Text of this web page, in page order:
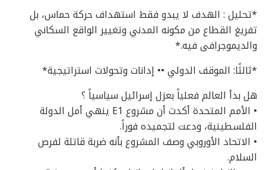
*تحليل : الهدف لا يبدو فقط استهداف حركة حماس، بل
تفريغ القطاع من مكونه المدني وتغيير الواقع السكاني
والديموجرافى فيه.*
*ثالثًا: الموقف الدولي •• إدانات وتحولات استراتيجية*
هل بدأ العالم فعلياً بعزل إسرائيل سياسياً ؟
• الأمم المتحدة أكدت أن مشروع E1 ينهي أمل الدولة
الفلسطينية، ودعت لتجميده فوراً.
• الاتحاد الأوروبي وصف المشروع بأنه ضربة قاتلة لفرص
السلام.